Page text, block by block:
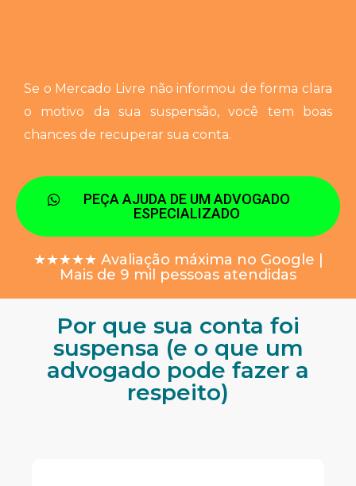
Se o Mercado Livre não informou de forma clara
o motivo da sua suspensão, você tem boas
chances de recuperar sua conta.
PEÇA AJUDA DE UM ADVOGADO
ESPECIALIZADO
★★★★★ Avaliação máxima no Google |
Mais de 9 mil pessoas atendidas
Por que sua conta foi
suspensa (e o que um
advogado pode fazer a
respeito)